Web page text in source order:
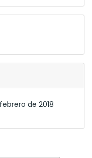
de 2018